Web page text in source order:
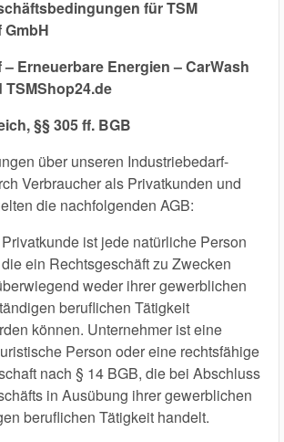
für TSM
Erneuerbare Energien – CarWash
§§ 305 ff. BGB
über unseren Industriebedarf-
Verbraucher als Privatkunden und
die nachfolgenden AGB:
ist jede natürliche Person
ein Rechtsgeschäft zu Zwecken
weder ihrer gewerblichen
beruflichen Tätigkeit
können. Unternehmer ist eine
Person oder eine rechtsfähige
nach § 14 BGB, die bei Abschluss
in Ausübung ihrer gewerblichen
beruflichen Tätigkeit handelt.